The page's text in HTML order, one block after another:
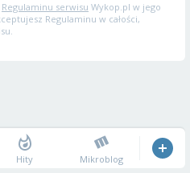
Regulaminu serwisu Wykop.pl w jego
Regulaminu w całości,
Hity Mikroblog